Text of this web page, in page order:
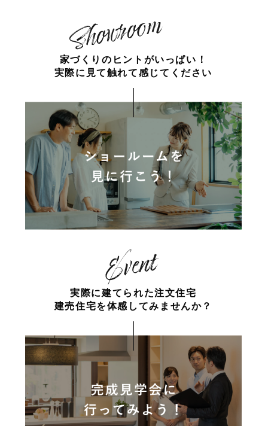
家づくりのヒントがいっぱい！
実際に見て触れて感じてください
実際に建てられた注文住宅
建売住宅を体感してみませんか？